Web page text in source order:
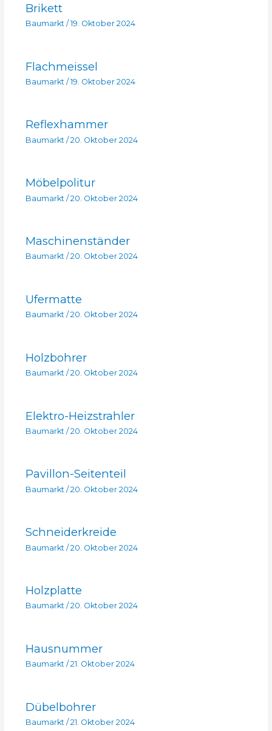
Brikett
Baumarkt/ 19. Oktober 2024
Flachmeissel
Baumarkt/ 19. Oktober 2024
Reflexhammer
Baumarkt / 20. Oktober 2024
Möbelpolitur
Baumarkt /20. Oktober 2024
Maschinenständer
Baumarkt/ 20. Oktober 2024
Ufermatte
Baumarkt/ 20. Oktober 2024
Holzbohrer
Baumarkt/ 20. Oktober 2024
Elektro-Heizstrahler
Baumarkt / 20. Oktober 2024
Pavillon-Seitenteil
Baumarkt /20. Oktober 2024
Schneiderkreide
Baumarkt /20. Oktober 2024
Holzplatte
Baumarkt/ 20. Oktober 2024
Hausnummer
Baumarkt/ 21. Oktober 2024
Dübelbohrer
Baumarkt / 21. Oktober 2024